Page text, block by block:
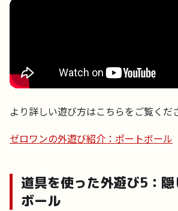
より詳しい遊び方はこちらをご覧くだ
ゼロワンの外遊び紹介：ポートボール
道具を使った外遊び5：
ボール